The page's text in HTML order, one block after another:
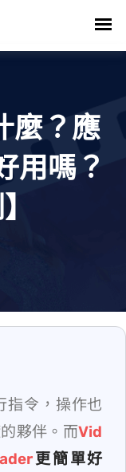
？應
用嗎？
執行指令，操作也
夥伴。而Vid
更簡單好